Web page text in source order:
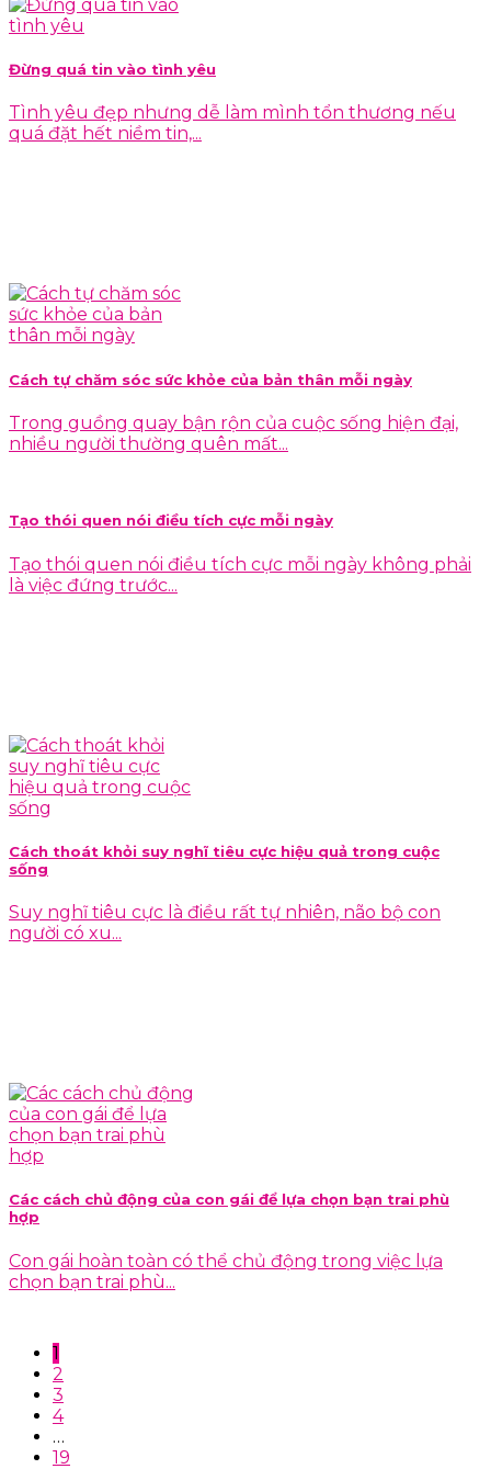
Đừng quá tin vào tình yêu
Tình yêu đẹp nhưng dễ làm mình tổn thương nếu
quá đặt hết niềm tin,...
Cách tự chăm sóc sức khỏe của bản thân mỗi ngày
Trong guồng quay bận rộn của cuộc sống hiện đại,
nhiều người thường quên mất...
Tạo thói quen nói điều tích cực mỗi ngày
Tạo thói quen nói điều tích cực mỗi ngày không phải
là việc đứng trước...
Cách thoát khỏi suy nghĩ tiêu cực hiệu quả trong cuộc
sống
Suy nghĩ tiêu cực là điều rất tự nhiên, não bộ con
người có xu...
Các cách chủ động của con gái để lựa chọn bạn trai phù
hợp
Con gái hoàn toàn có thể chủ động trong việc lựa
chọn bạn trai phù...
1
2
3
4
…
19